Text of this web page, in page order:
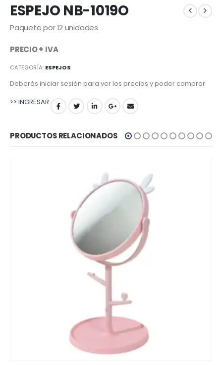
ESPEJO NB-1019O
Paquete por 12 unidades
PRECIO + IVA
CATEGORÍA: ESPEJOS
Deberás iniciar sesión para ver los precios y poder comprar
>> INGRESAR
PRODUCTOS RELACIONADOS